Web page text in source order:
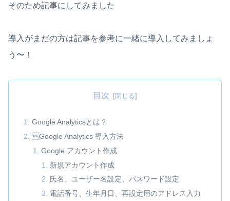
そのため記事にしてみました
導入がまだの方は記事を参考に一緒に導入してみましょ
う〜！
目次
Google Analyticsとは？
Google Analytics 導入方法
Google アカウント作成
新規アカウント作成
氏名、ユーザー名設定、パスワード設定
電話番号、生年月日、再設定用のアドレス入力